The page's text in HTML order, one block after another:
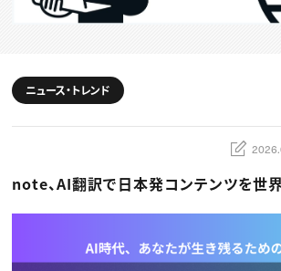
採用説明会
スキルアップしたい！
スキルアップしたい！ トップ
プログラミング
マーケティング
ディレクション
TOP Creator’s コラム
アプリクリエイター
ゲームクリエイター
映像クリエイター
クリエイターインタビュー
C＆R Magazine
ニュース・トレンド
ニュース・トレンド トップ
Web
ニュース・トレンド
note、AI翻訳で日本発コンテンツを世